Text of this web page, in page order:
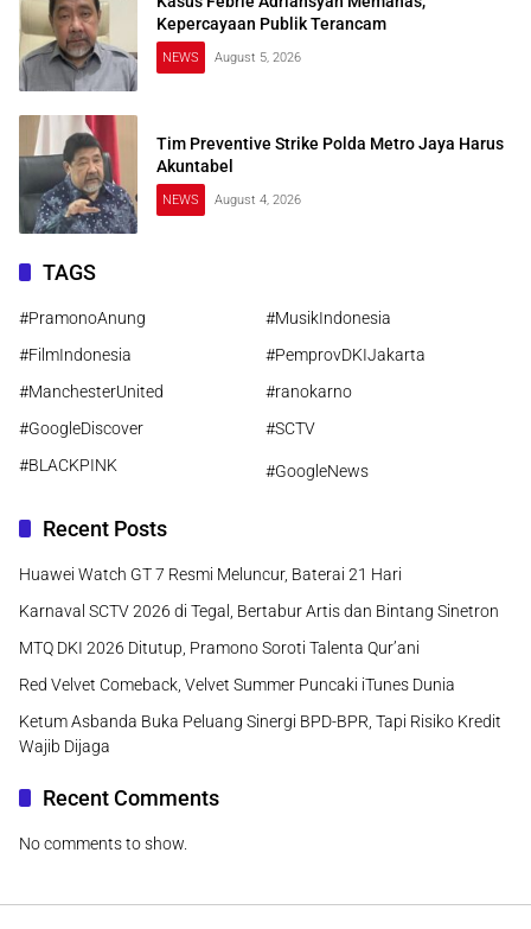
Kepercayaan Publik Terancam
NEWS August 5, 2026
Tim Preventive Strike Polda Metro Jaya Harus
Akuntabel
NEWS August 4, 2026
TAGS
#PramonoAnung
#MusikIndonesia
#FilmIndonesia
#PemprovDKIJakarta
#ManchesterUnited
#ranokarno
#GoogleDiscover
#SCTV
#BLACKPINK
#GoogleNews
Recent Posts
Huawei Watch GT 7 Resmi Meluncur, Baterai 21 Hari
Karnaval SCTV 2026 di Tegal, Bertabur Artis dan Bintang Sinetron
MTQ DKI 2026 Ditutup, Pramono Soroti Talenta Qur’ani
Red Velvet Comeback, Velvet Summer Puncaki iTunes Dunia
Ketum Asbanda Buka Peluang Sinergi BPD-BPR, Tapi Risiko Kredit
Wajib Dijaga
Recent Comments
No comments to show.